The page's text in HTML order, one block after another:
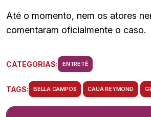
Até o momento, nem os atores
comentaram oficialmente o caso.
CATEGORIAS: ENTRETÊ
TAGS: BELLA CAMPOS CAUÃ REYMOND